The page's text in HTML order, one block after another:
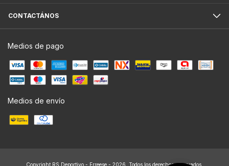
CONTACTÁNOS
Medios de pago
Medios de envío
Copyright RS Deportivo - Erreese - 2026. Todos los derechos reservados.